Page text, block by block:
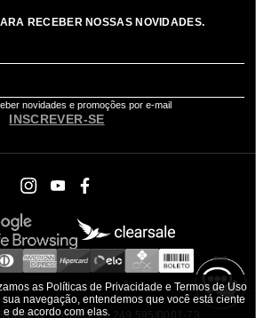
RECEBER NOSSAS NOVIDADES.
INSCREVER-SE
novidades e promoções por e-mail
BRASIL ® CNPJ: 79.249.595/0001-73
as Políticas de Privacidade e Termos de Uso
navegação, entendemos que você está ciente
e de acordo com elas.